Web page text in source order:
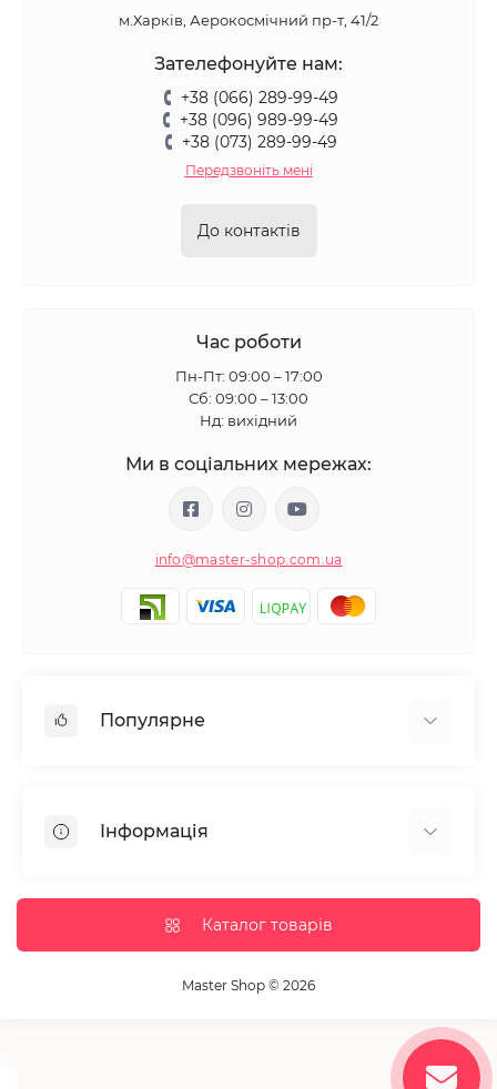
м.Харків, Аерокосмічний пр-т, 41/2
Зателефонуйте нам:
+38 (066) 289-99-49
+38 (096) 989-99-49
+38 (073) 289-99-49
Передзвоніть мені
До контактів
Час роботи
Пн-Пт: 09:00 – 17:00
Сб: 09:00 – 13:00
Нд: вихідний
Ми в соціальних мережах:
info@master-shop.com.ua
Популярне
Парафінотерапія
Вії та брови
Дезінфекція та стерилізація
Пензлики і набори для макіяжу
Інформація
Доставка та оплата
Корисні статті
Каталог товарів
Master Shop © 2026